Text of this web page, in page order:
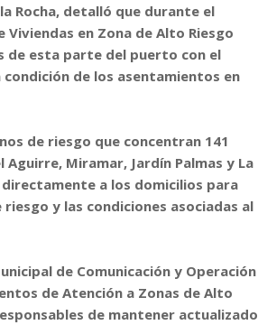
Rocha, detalló que durante el
en Zona de Alto Riesgo
de esta parte del puerto con el
de los asentamientos en
de riesgo que concentran 141
Miramar, Jardín Palmas y La
a los domicilios para
y las condiciones asociadas al
de Comunicación y Operación
de Atención a Zonas de Alto
de mantener actualizado